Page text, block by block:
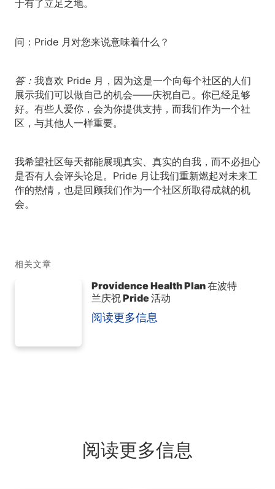
于有了立足之地。
问： Pride 月对您来说意味着什么？
答： 我喜欢 Pride 月，因为这是一个向每个社区的人们
展示我们可以做自己的机会——庆祝自己。你已经足够
好。有些人爱你，会为你提供支持，而我们作为一个社
区，与其他人一样重要。
我希望社区每天都能展现真实、真实的自我，而不必担心
是否有人会评头论足。Pride 月让我们重新燃起对未来工
作的热情，也是回顾我们作为一个社区所取得成就的机
会。
相关文章
Providence Health Plan 在波特
兰庆祝 Pride 活动
阅读更多信息
阅读更多信息